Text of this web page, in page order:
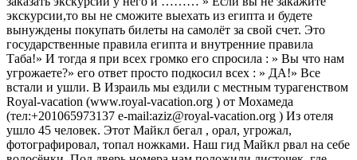
экскурсии,то вы не сможите выехать из египта и будете
вынуждены покупать билеты на самолёт за свой счет. Это
государственные правила египта и внутренние правила
Таба!» И тогда я при всех громко его спросила : » Вы что нам
угрожаете?» его ответ просто подкосил всех : » ДА!» Все
встали и ушли. В Израиль мы ездили с местным турагенством
Royal-vacation (www.royal-vacation.org ) от Мохамеда
(тел:+201065973137 e-mail:aziz@royal-vacation.org ) Из отеля
ушло 45 человек. Этот Майкл бегал , орал, угрожал,
фотографировал, топал ножками. Наш гид Майкл рвал на себе